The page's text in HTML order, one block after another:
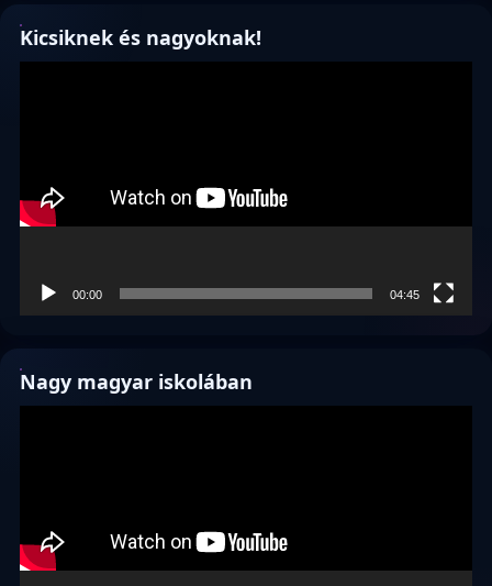
Kicsiknek és nagyoknak!
00:00 04:45
Nagy magyar iskolában